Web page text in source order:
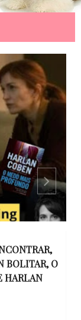
BOLITAR, O
HARLAN